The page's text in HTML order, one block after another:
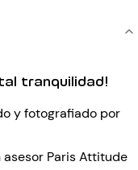
tranquilidad!
y fotografiado por
Paris Attitude